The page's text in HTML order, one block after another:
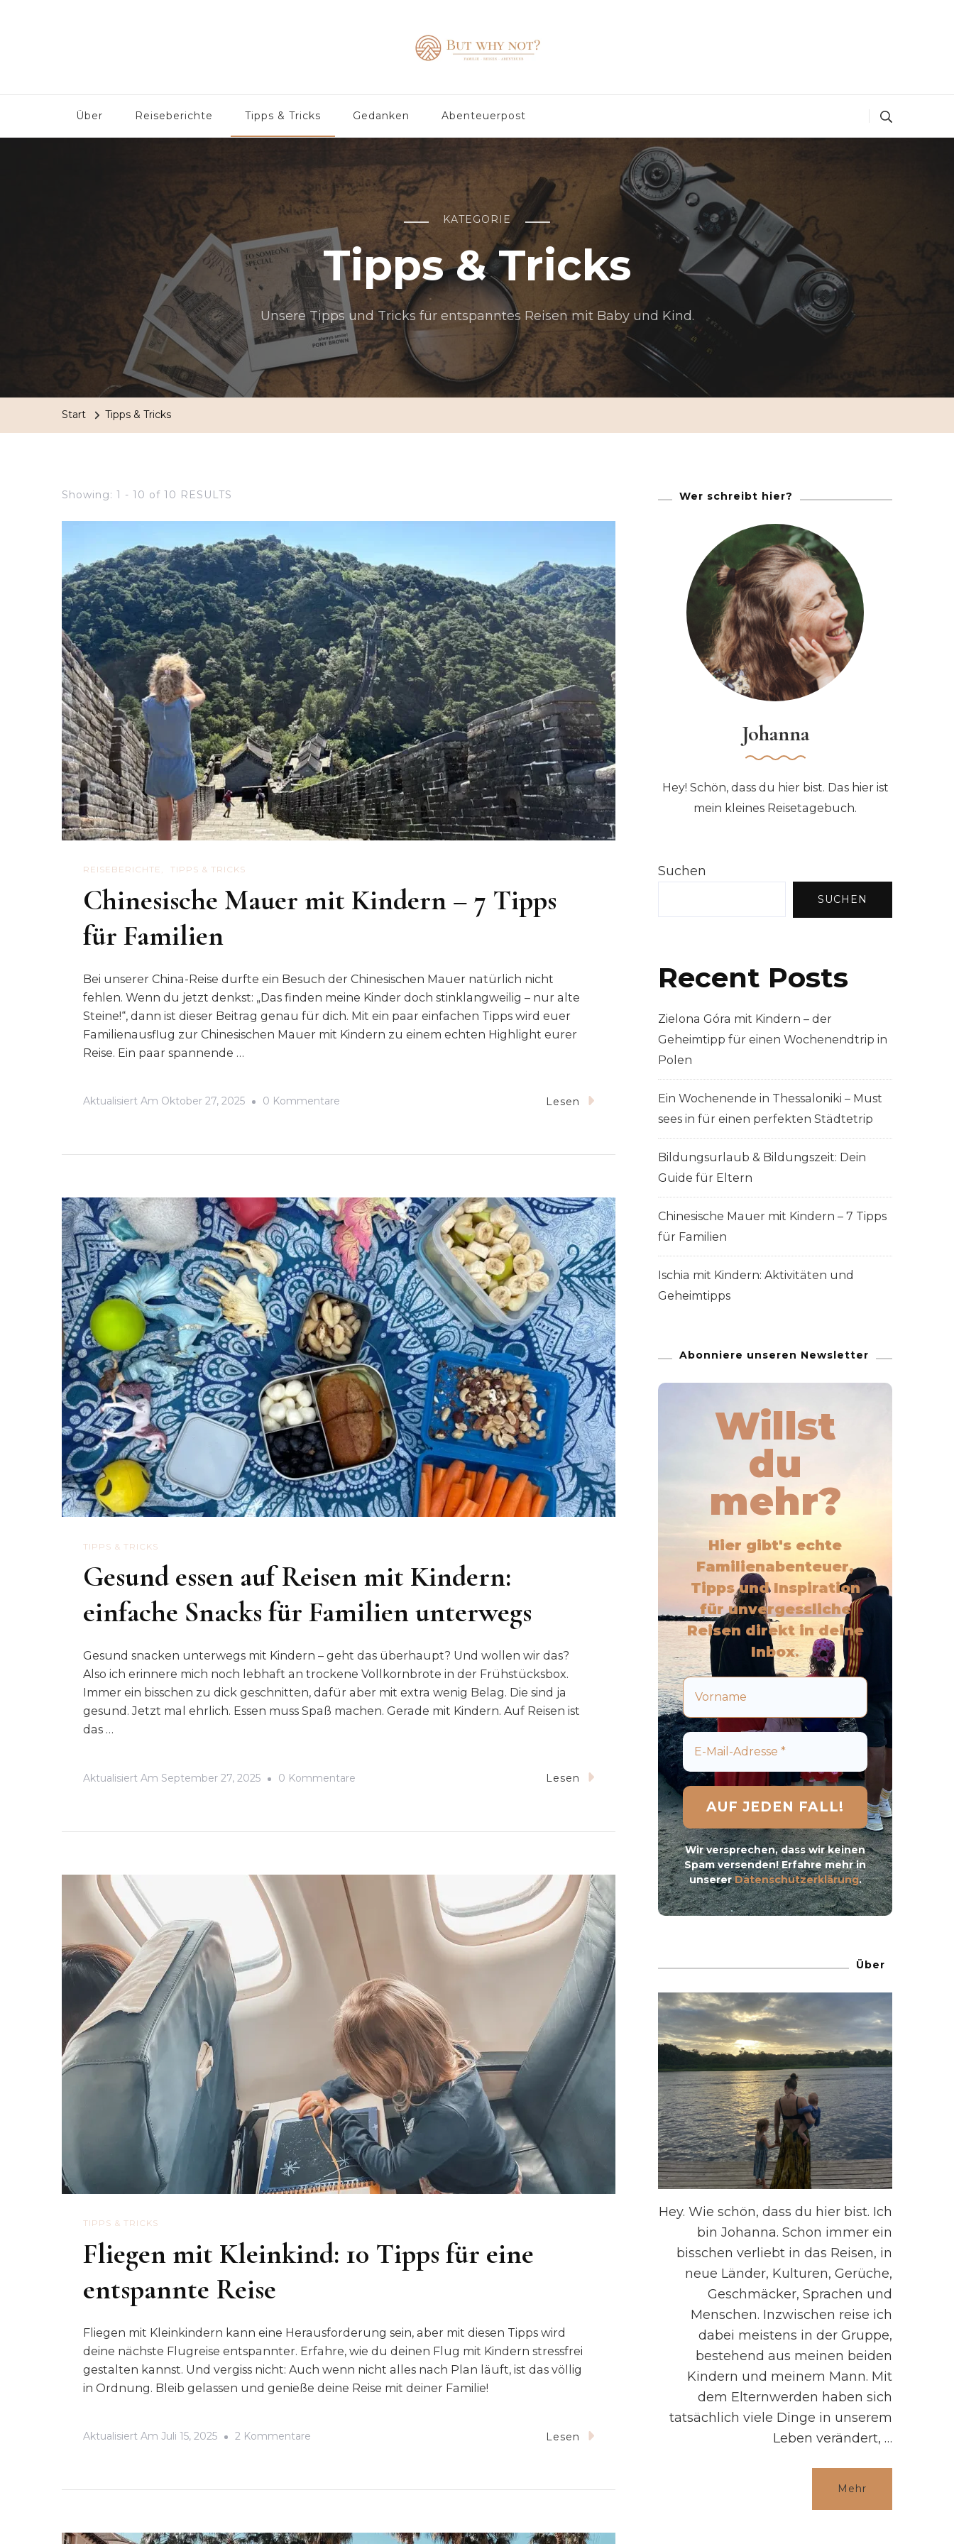
But why not?
Über Reiseberichte Tipps & Tricks Gedanken Abenteuerpost
KATEGORIE
Tipps & Tricks
Unsere Tipps und Tricks für entspanntes Reisen mit Baby und Kind.
Start Tipps & Tricks
Showing: 1 - 10 of 10 RESULTS
REISEBERICHTE TIPPS & TRICKS
Chinesische Mauer mit Kindern – 7 Tipps
für Familien
Bei unserer China-Reise durfte ein Besuch der Chinesischen Mauer natürlich nicht
fehlen. Wenn du jetzt denkst: „Das finden meine Kinder doch stinklangweilig – nur alte
Steine!“, dann ist dieser Beitrag genau für dich. Mit ein paar einfachen Tipps wird euer
Familienausflug zur Chinesischen Mauer mit Kindern zu einem echten Highlight eurer
Reise. Ein paar spannende …
Aktualisiert Am Oktober 27, 2025 0 Kommentare
–
7
Tipps
Für
Familien
Lesen
TIPPS & TRICKS
Gesund essen auf Reisen mit Kindern:
einfache Snacks für Familien unterwegs
Gesund snacken unterwegs mit Kindern – geht das überhaupt? Und wollen wir das?
Also ich erinnere mich noch lebhaft an trockene Vollkornbrote in der Frühstücksbox.
Immer ein bisschen zu dick geschnitten, dafür aber mit extra wenig Belag. Die sind ja
gesund. Jetzt mal ehrlich. Essen muss Spaß machen. Gerade mit Kindern. Auf Reisen ist
das …
Aktualisiert Am September 27, 2025 0 Kommentare
Einfache
Snacks
Für
Familien
Unterwegs
Lesen
TIPPS & TRICKS
Fliegen mit Kleinkind: 10 Tipps für eine
entspannte Reise
Fliegen mit Kleinkindern kann eine Herausforderung sein, aber mit diesen Tipps wird
deine nächste Flugreise entspannter. Erfahre, wie du deinen Flug mit Kindern stressfrei
gestalten kannst. Und vergiss nicht: Auch wenn nicht alles nach Plan läuft, ist das völlig
in Ordnung. Bleib gelassen und genieße deine Reise mit deiner Familie!
Aktualisiert Am Juli 15, 2025 2 Kommentare
Tipps
Lesen
Wer schreibt hier?
Johanna
Hey! Schön, dass du hier bist. Das hier ist
mein kleines Reisetagebuch.
Suchen
SUCHEN
Recent Posts
Zielona Góra mit Kindern – der
Geheimtipp für einen Wochenendtrip in
Polen
Ein Wochenende in Thessaloniki – Must
sees in für einen perfekten Städtetrip
Bildungsurlaub & Bildungszeit: Dein
Guide für Eltern
Chinesische Mauer mit Kindern – 7 Tipps
für Familien
Ischia mit Kindern: Aktivitäten und
Geheimtipps
Abonniere unseren Newsletter
Willst
du
mehr?
Hier gibt's echte
Familienabenteuer,
Tipps und Inspiration
für unvergessliche
Reisen direkt in deine
Inbox.
Wir versprechen, dass wir keinen
Spam versenden! Erfahre mehr in
unsererDatenschutzerklärung.
Über
Hey. Wie schön, dass du hier bist. Ich
bin Johanna. Schon immer ein
bisschen verliebt in das Reisen, in
neue Länder, Kulturen, Gerüche,
Geschmäcker, Sprachen und
Menschen. Inzwischen reise ich
dabei meistens in der Gruppe,
bestehend aus meinen beiden
Kindern und meinem Mann. Mit
dem Elternwerden haben sich
tatsächlich viele Dinge in unserem
Leben verändert, …
Mehr